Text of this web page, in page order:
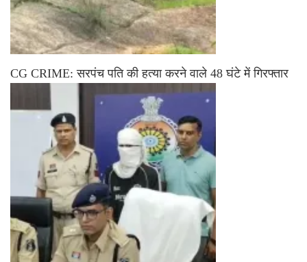
CG CRIME: सरपंच पति की हत्या करने वाले 48 घंटे में गिरफ्तार